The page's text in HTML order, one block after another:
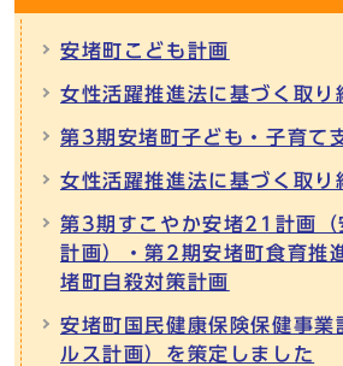
安堵町こども計画
女性活躍推進法に基づく取り
第3期安堵町子ども・子育て
女性活躍推進法に基づく取り
第3期すこやか安堵21計画（
計画）・第2期安堵町食育推
堵町自殺対策計画
安堵町国民健康保険保健事業
ルス計画）を策定しました